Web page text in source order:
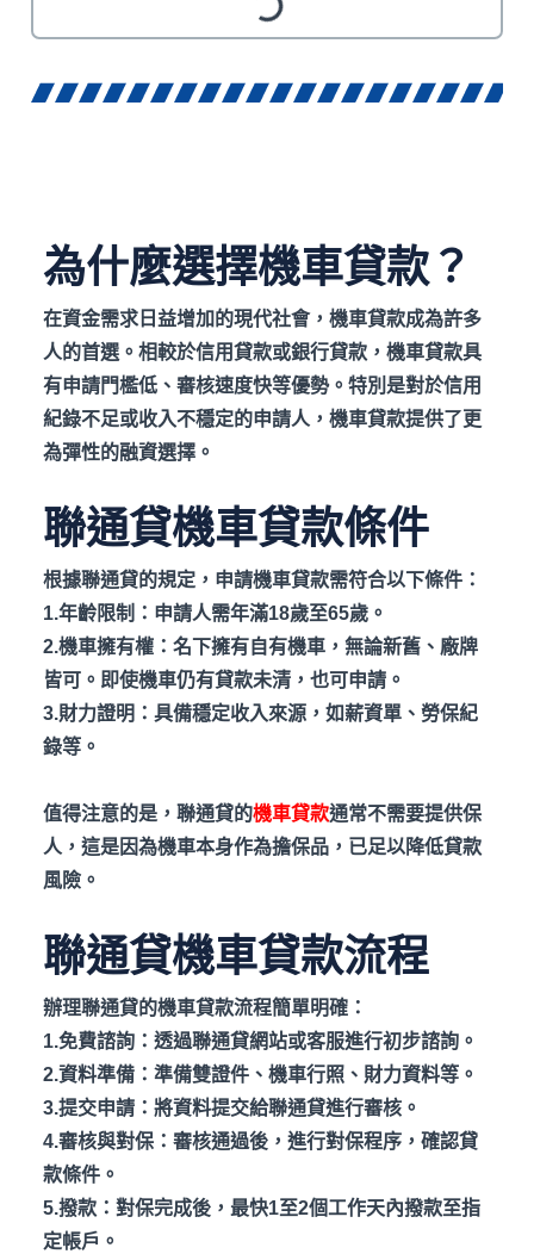
為什麼選擇機車貸款？
在資金需求日益增加的現代社會，機車貸款成為許多
人的首選。相較於信用貸款或銀行貸款，機車貸款具
有申請門檻低、審核速度快等優勢。特別是對於信用
紀錄不足或收入不穩定的申請人，機車貸款提供了更
為彈性的融資選擇。
聯通貸機車貸款條件
根據聯通貸的規定，申請機車貸款需符合以下條件：
1.年齡限制：申請人需年滿18歲至65歲。
2.機車擁有權：名下擁有自有機車，無論新舊、廠牌
皆可。即使機車仍有貸款未清，也可申請。
3.財力證明：具備穩定收入來源，如薪資單、勞保紀
錄等。
值得注意的是，聯通貸的機車貸款通常不需要提供保
人，這是因為機車本身作為擔保品，已足以降低貸款
風險。
聯通貸機車貸款流程
辦理聯通貸的機車貸款流程簡單明確：
1.免費諮詢：透過聯通貸網站或客服進行初步諮詢。
2.資料準備：準備雙證件、機車行照、財力資料等。
3.提交申請：將資料提交給聯通貸進行審核。
4.審核與對保：審核通過後，進行對保程序，確認貸
款條件。
5.撥款：對保完成後，最快1至2個工作天內撥款至指
定帳戶。